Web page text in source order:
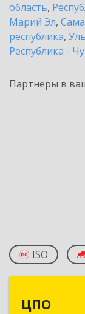
область,
Марий Эл,
республика,
Республика -
Партнеры в
ISO
ЦПО